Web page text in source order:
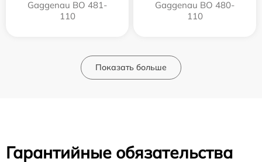
Gaggenau BO 481-
110
Gaggenau BO 480-
110
Показать больше
Гарантийные обязательства